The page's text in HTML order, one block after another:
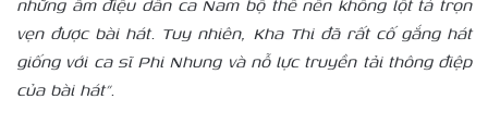
vẹn được bài hát. Tuy nhiên, Kha Thi đã rất cố gắng hát
giống với ca sĩ Phi Nhung và nỗ lực truyền tải thông điệp
của bài hát”.